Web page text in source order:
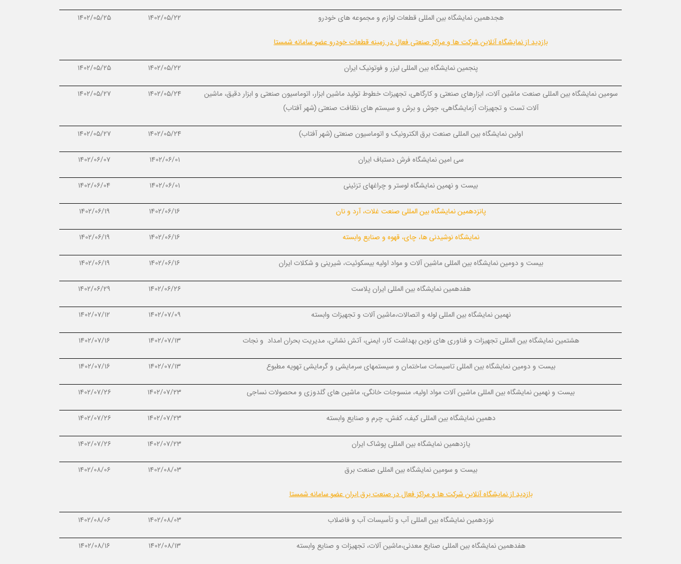
هجدهمین نمایشگاه بین المللی قطعات لوازم و مجموعه های خودرو
بازدید از نمایشگاه آنلاین شرکت ها و مراکز صنعتی فعال در زمینه قطعات خودرو عضو سامانه شمستا
1402/05/22
1402/05/25
پنجمین نمایشگاه بین المللی لیزر و فوتونیک ایران 1402/05/22
1402/05/25
سومین نمایشگاه بین المللی صنعت ماشین آلات، ابزارهای صنعتی و کارگاهی، تجهیزات خطوط تولید ماشین ابزار، اتوماسیون صنعتی و ابزار دقیق، ماشین
آلات تست و تجهیزات آزمایشگاهی، جوش و برش و سیستم های نظافت صنعتی (شهر آفتاب)
1402/05/24
1402/05/27
اولین نمایشگاه بین المللی صنعت برق الکترونیک و اتوماسیون صنعتی (شهر آفتاب)
1402/05/24
1402/05/27
سی امین نمایشگاه فرش دستباف ایران 1402/06/01
1402/06/07
بیست و نهمین نمایشگاه لوستر و چراغهای تزئینی 1402/06/01
1402/06/04
پانزدهمین نمایشگاه بین المللی صنعت غلات، آرد و نان 1402/06/16
1402/06/19
نمایشگاه نوشیدنی ها، چای، قهوه و صنایع وابسته 1402/06/16
1402/06/19
بیست و دومین نمایشگاه بین المللی ماشین آلات و مواد اولیه بیسکوئیت، شیرینی و شکلات ایران 1402/06/16
1402/06/19
هفدهمین نمایشگاه بین المللی ایران پلاست 1402/06/26
1402/06/29
نهمین نمایشگاه بین المللی لوله و اتصالات،ماشین آلات و تجهیزات وابسته 1402/07/09
1402/07/12
هشتمین نمایشگاه بین المللی تجهیزات و فناوری های نوین بهداشت کار، ایمنی، آتش نشانی، مدیریت بحران امداد و نجات 1402/07/13
1402/07/16
بیست و دومین نمایشگاه بین المللی تاسیسات ساختمان و سیستمهای سرمایشی و گرمایشی تهویه مطبوع 1402/07/13
1402/07/16
بیست و نهمین نمایشگاه بین المللی ماشین آلات مواد اولیه، منسوجات خانگی، ماشین های گلدوزی و محصولات نساجی 1402/07/23
1402/07/26
دهمین نمایشگاه بین المللی کیف، کفش، چرم و صنایع وابسته 1402/07/23
1402/07/26
یازدهمین نمایشگاه بین المللی پوشاک ایران 1402/07/23
1402/07/26
بیست و سومین نمایشگاه بین المللی صنعت برق
بازدید از نمایشگاه آنلاین شرکت ها و مراکز فعال در صنعت برق ایران عضو سامانه شمستا
1402/08/03
1402/08/06
نوزدهمین نمایشگاه بین المللی آب و تأسیسات آب و فاضلاب 1402/08/03
1402/08/06
هفدهمین نمایشگاه بین المللی صنایع معدنی،ماشین آلات، تجهیزات و صنایع وابسته 1402/08/13
1402/08/16